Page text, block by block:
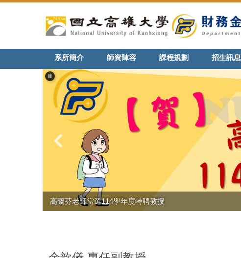
系所簡介 師資陣容 課程規劃 招生訊息
高蘭芬老師當選114學年度特聘教授